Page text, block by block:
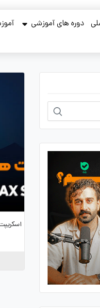
دوره های آموزشی